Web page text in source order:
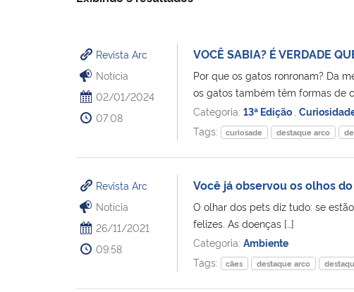
Revista Arc
Notícia
02/01/2024
07:08
VOCÊ SABIA? É VERDADE
Por que os gatos ronronam? Da
os gatos também têm formas de
Categoria: 13ª Edição
Tags:
curiosade destaque arco
Revista Arc
Notícia
26/11/2021
09:58
Você já observou os olhos
O olhar dos pets diz tudo: se
felizes. As doenças […]
Categoria: Ambiente
Tags:
cães destaque arco